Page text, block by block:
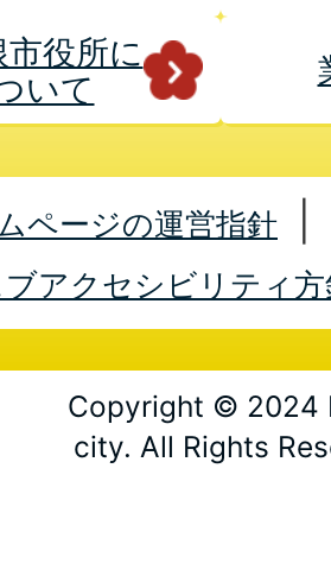
市役所に
いて
ページの運営指針
ブアクセシビリティ方
Copyright © 2024
city. All Rights